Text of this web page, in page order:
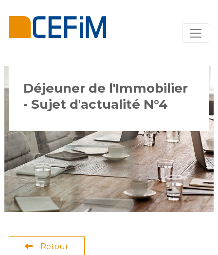
Déjeuner de l'Immobilier
- Sujet d'actualité N°4
Retour